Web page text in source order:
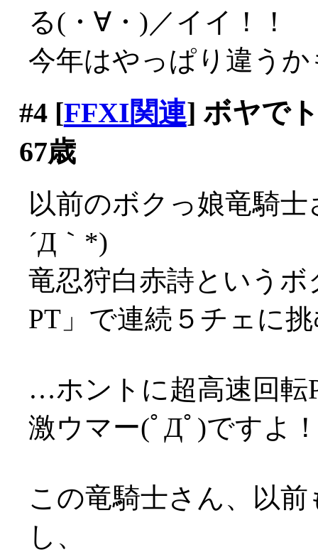
る(・∀・)／イイ！！
今年はやっぱり違う
#4[FFXI関連] ボヤで
67歳
以前のボクっ娘竜騎
´Д｀*)
竜忍狩白赤詩という
PT」で連続５チェに
…ホントに超高速回転
激ウマー(ﾟДﾟ)ですよ
この竜騎士さん、以
し、